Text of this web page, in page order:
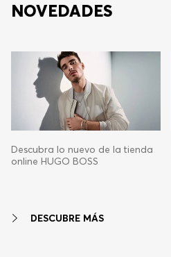
NOVEDADES
Descubra lo nuevo de la tienda
online HUGO BOSS
DESCUBRE MÁS